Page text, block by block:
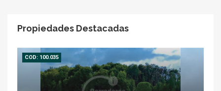
Propiedades Destacadas
COD: 100.035